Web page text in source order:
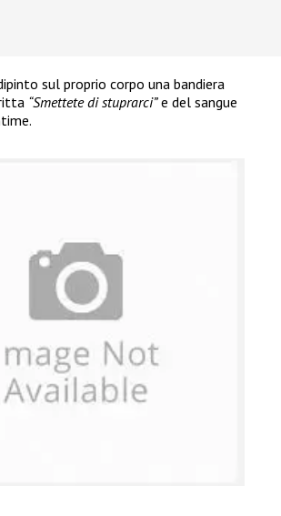
sul proprio corpo una bandiera
“Smettete di stuprarci”e del sangue